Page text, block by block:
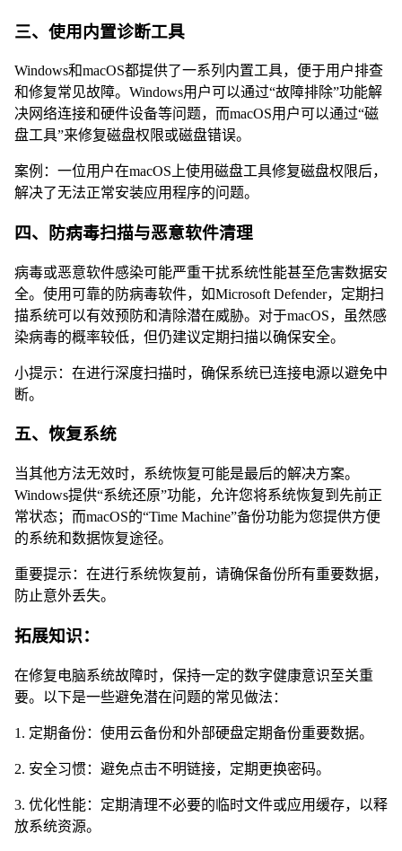
三、使用内置诊断工具
Windows和macOS都提供了一系列内置工具，便于用户排查
和修复常见故障。Windows用户可以通过“故障排除”功能解
决网络连接和硬件设备等问题，而macOS用户可以通过“磁
盘工具”来修复磁盘权限或磁盘错误。
案例：一位用户在macOS上使用磁盘工具修复磁盘权限后，
解决了无法正常安装应用程序的问题。
四、防病毒扫描与恶意软件清理
病毒或恶意软件感染可能严重干扰系统性能甚至危害数据安
全。使用可靠的防病毒软件，如Microsoft Defender，定期扫
描系统可以有效预防和清除潜在威胁。对于macOS，虽然感
染病毒的概率较低，但仍建议定期扫描以确保安全。
小提示：在进行深度扫描时，确保系统已连接电源以避免中
断。
五、恢复系统
当其他方法无效时，系统恢复可能是最后的解决方案。
Windows提供“系统还原”功能，允许您将系统恢复到先前正
常状态；而macOS的“Time Machine”备份功能为您提供方便
的系统和数据恢复途径。
重要提示：在进行系统恢复前，请确保备份所有重要数据，
防止意外丢失。
拓展知识：
在修复电脑系统故障时，保持一定的数字健康意识至关重
要。以下是一些避免潜在问题的常见做法：
1. 定期备份：使用云备份和外部硬盘定期备份重要数据。
2. 安全习惯：避免点击不明链接，定期更换密码。
3. 优化性能：定期清理不必要的临时文件或应用缓存，以释
放系统资源。